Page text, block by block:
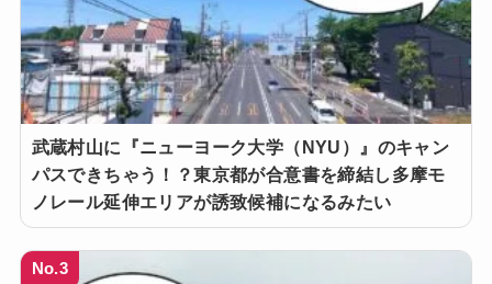
武蔵村山に『ニューヨーク大学（NYU）』のキャン
パスできちゃう！？東京都が合意書を締結し多摩モ
ノレール延伸エリアが誘致候補になるみたい
No.3